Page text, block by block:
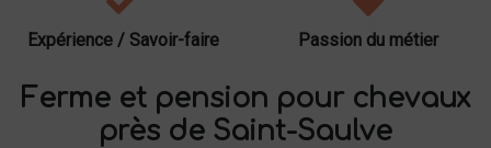
Expérience / Savoir-faire Passion du métier
Ferme et pension pour chevaux
près de Saint-Saulve